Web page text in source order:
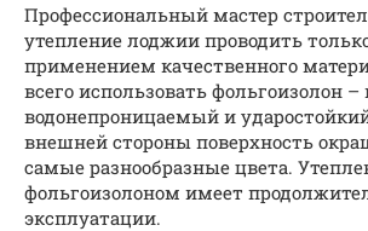
Профессиональный мастер
утепление лоджии проводить
применением качественного
всего использовать фольгоизолон
водонепроницаемый и
внешней стороны поверхность
самые разнообразные цвета.
фольгоизолоном имеет
эксплуатации.